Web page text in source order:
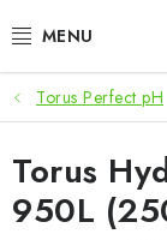
Inhalt
ANGEBOTE
LED
ANBAUBEDARF
Torus Perfect pH
Torus
950L